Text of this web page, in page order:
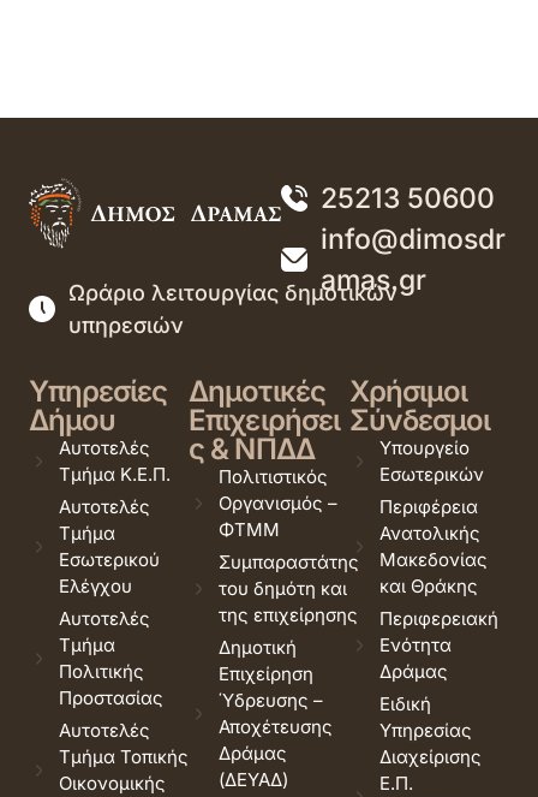
25213 50600
info@dimosdr
amas.gr
Ωράριο λειτουργίας δημοτικών
υπηρεσιών
Υπηρεσίες
Δήμου
Αυτοτελές
Τμήμα Κ.Ε.Π.
Αυτοτελές
Τμήμα
Εσωτερικού
Ελέγχου
Αυτοτελές
Τμήμα
Πολιτικής
Προστασίας
Αυτοτελές
Τμήμα Τοπικής
Οικονομικής
Δημοτικές
Επιχειρήσει
ς & ΝΠΔΔ
Πολιτιστικός
Οργανισμός –
ΦΤΜΜ
Συμπαραστάτης
του δημότη και
της επιχείρησης
Δημοτική
Επιχείρηση
Ύδρευσης –
Αποχέτευσης
Δράμας
(ΔΕΥΑΔ)
Χρήσιμοι
Σύνδεσμοι
Υπουργείο
Εσωτερικών
Περιφέρεια
Ανατολικής
Μακεδονίας
και Θράκης
Περιφερειακή
Ενότητα
Δράμας
Ειδική
Υπηρεσίας
Διαχείρισης
Ε.Π.